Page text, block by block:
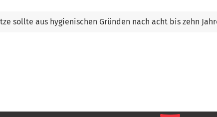
sollte aus hygienischen Gründen nach acht bis zehn